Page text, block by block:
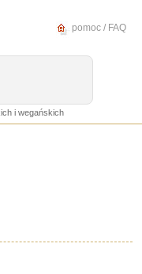
pomoc / FAQ
i wegańskich